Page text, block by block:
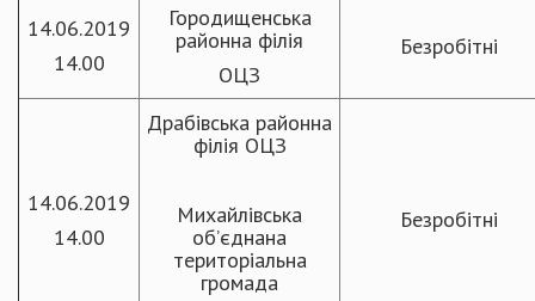
14.06.2019
14.00
Городищенська
районна філія
ОЦЗ
Безробітні
14.06.2019
14.00
Драбівська районна
філія ОЦЗ
Михайлівська
об’єднана
територіальна
громада
Безробітні